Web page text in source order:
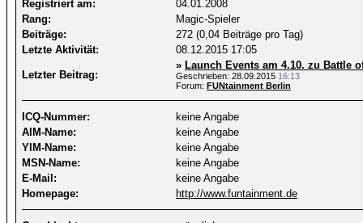
Registriert am:
04.01.2008
Rang:
Magic-Spieler
Beiträge:
272 (0,04 Beiträge pro Tag)
Letzte Aktivität:
08.12.2015 17:05
Letzter Beitrag:
» Launch Events am 4.10. zu Battle
Geschrieben: 28.09.2015 16:13
Forum: FUNtainment Berlin
ICQ-Nummer:
keine Angabe
AIM-Name:
keine Angabe
YIM-Name:
keine Angabe
MSN-Name:
keine Angabe
E-Mail:
keine Angabe
Homepage:
http://www.funtainment.de